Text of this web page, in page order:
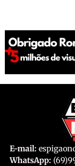
E-mail:
WhatsApp: